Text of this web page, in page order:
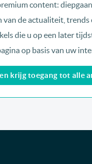
content:
de actualiteit, trends
die u op een later
op basis van uw
krijg toegang tot alle